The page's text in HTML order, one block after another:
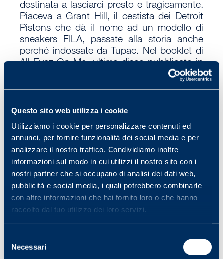
Questo sito web utilizza i cookie
Utilizziamo i cookie per personalizzare contenuti ed
annunci, per fornire funzionalità dei social media e per
analizzare il nostro traffico. Condividiamo inoltre
informazioni sul modo in cui utilizzi il nostro sito con i
nostri partner che si occupano di analisi dei dati web,
pubblicità e social media, i quali potrebbero combinarle
con altre informazioni che hai fornito loro o che hanno
raccolto dal tuo utilizzo dei loro servizi.
delNecessari
destinata a lasciarci presto e tragicamente.
Piaceva a Grant Hill, il cestista dei Detroit
Pistons che dà il nome ad un modello di
sneakers FILA, passate alla storia anche
perché indossate da Tupac. Nel booklet di
All Eyez On Me, ultimo disco pubblicato in
vita, le indossa sulle strade di LA: look navy,
crime/ Rewind us back, to a time was much
Cha, uno degli ultimi video che lo vedono
protagonista su MTV nei profetici panni di
un angelo. Le immagini degli anni Novanta
sbiadiscono su Youtube. La musica, quella
no